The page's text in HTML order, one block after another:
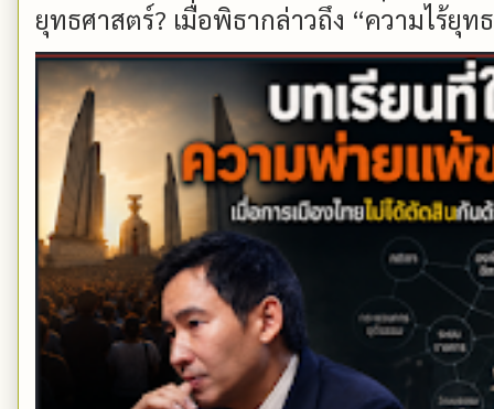
ยุทธศาสตร์? เมื่อพิธากล่าวถึง “ความไร้ยุท